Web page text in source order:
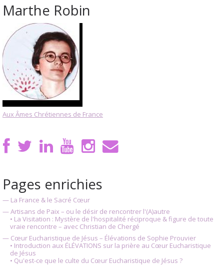
Marthe Robin
Aux Âmes Chrétiennes de France
Pages enrichies
— La France & le Sacré Cœur
— Artisans de Paix – ou le désir de rencontrer l'(A)autre
• La Visitation : Mystère de l'hospitalité réciproque & figure de toute
vraie rencontre – avec Christian de Chergé
— Cœur Eucharistique de Jésus – Élévations de Sophie Prouvier
• Introduction aux ÉLÉVATIONS sur la prière au Cœur Eucharistique
de Jésus
• Qu'est-ce que le culte du Cœur Eucharistique de Jésus ?